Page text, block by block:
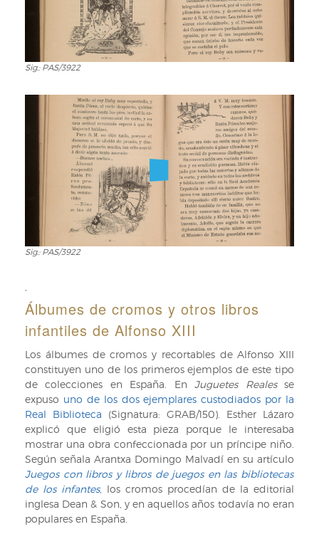
Sig.:
Sig.: PAS/3922
Sig.:
Sig.: PAS/3922
Álbumes de cromos y otros libros
infantiles de Alfonso XIII
Los álbumes de cromos y recortables de Alfonso XIII
constituyen uno de los primeros ejemplos de este tipo
de colecciones en España. EnJuguetes Realesse
expuso uno de los dos ejemplares custodiados por la
Real Biblioteca (Signatura: GRAB/150). Esther Lázaro
explicó que eligió esta pieza porque le interesaba
mostrar una obra confeccionada por un príncipe niño.
Según señala Arantxa Domingo Malvadí en su artículo
Juegos con libros y libros de juegos en las bibliotecas
de los infantes, los cromos procedían de la editorial
inglesa Dean & Son, y en aquellos años todavía no eran
populares en España.